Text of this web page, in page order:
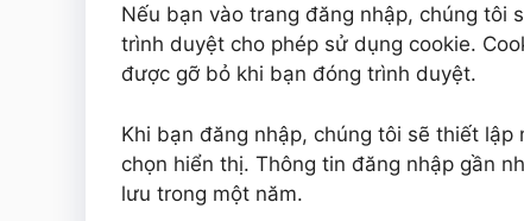
Nếu bạn vào trang đăng nhập, chúng tôi
trình duyệt cho phép sử dụng cookie.
được gỡ bỏ khi bạn đóng trình duyệt.
Khi bạn đăng nhập, chúng tôi sẽ thiết
chọn hiển thị. Thông tin đăng nhập gần
lưu trong một năm.